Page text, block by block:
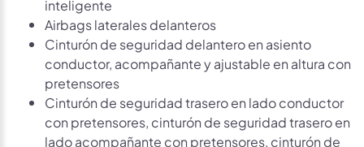
inteligente
Airbags laterales delanteros
Cinturón de seguridad delantero en asiento
conductor, acompañante y ajustable en altura con
pretensores
Cinturón de seguridad trasero en lado conductor
con pretensores, cinturón de seguridad trasero en
lado acompañante con pretensores, cinturón de